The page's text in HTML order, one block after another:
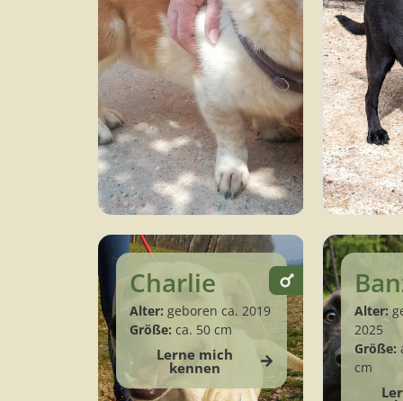
Charlie
Alter: geboren ca. 2019
Größe: ca. 50 cm
Lerne mich
kennen
Alter:
2025
Größe:
cm